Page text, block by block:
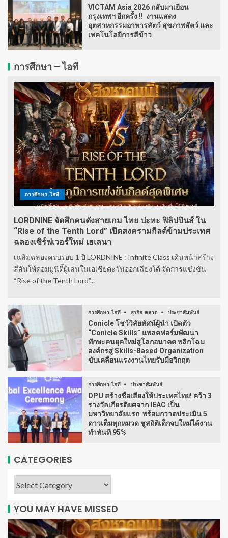
VICTAM Asia 2026 กลับมาเยือน
กรุงเทพฯ อีกครั้ง !! งานแสดง
อุตสาหกรรมอาหารสัตว์ สุขภาพสัตว์ และ
เทคโนโลยีการสีข้าว
การศึกษา – ไอที
การศึกษา-ไอที
LORDNINE จัดศึกคนดังสายเกม ไทย ปะทะ ฟิลิปปินส์ ใน
“Rise of the Tenth Lord” เปิดสงครามกิลด์ข้ามประเทศ
ฉลองเซิร์ฟเวอร์ใหม่ เฮเลนา
เฉลิมฉลองครบรอบ 1 ปี LORDNINE : Infinite Class เดินหน้าสร้าง
สีสันให้คอมมูนิตี้ผู้เล่นในเอเชียตะวันออกเฉียงใต้ จัดการแข่งขัน
“Rise of the Tenth Lord”...
การศึกษา-ไอที ธุรกิจ-ตลาด ประชาสัมพันธ์
Conicle โชว์วิสัยทัศน์ผู้นำ เปิดตัว
“Conicle Skills” แพลตฟอร์มพัฒนา
ทักษะคนยุคใหม่สู่โลกอนาคต พลิกโฉม
องค์กรสู่ Skills-Based Organization
ขับเคลื่อนแรงงานไทยรับมือวิกฤต
การศึกษา-ไอที ประชาสัมพันธ์
DPU สร้างชื่อเสียงให้ประเทศไทย! คว้า 3
รางวัลเกียรติยศจาก IEAC เป็น
มหาวิทยาลัยแรก พร้อมกวาดประเมิน 5
ดาวเต็มทุกหมวด ชูสถิติเด็กจบใหม่ได้งาน
ทำทันที 95%
CATEGORIES
YOU MAY HAVE MISSED